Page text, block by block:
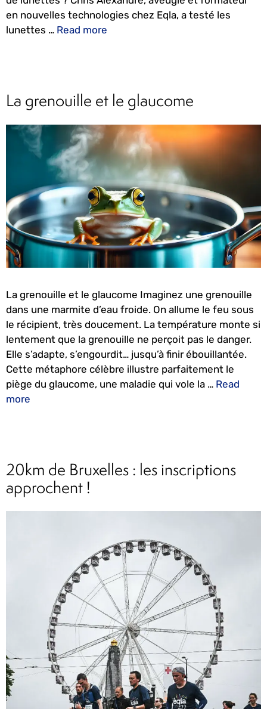
en nouvelles technologies chez Eqla, a testé les
lunettes … Read more
La grenouille et le glaucome
La grenouille et le glaucome Imaginez une grenouille
dans une marmite d’eau froide. On allume le feu sous
le récipient, très doucement. La température monte si
lentement que la grenouille ne perçoit pas le danger.
Elle s’adapte, s’engourdit… jusqu’à finir ébouillantée.
Cette métaphore célèbre illustre parfaitement le
piège du glaucome, une maladie qui vole la … Read
more
20km de Bruxelles : les inscriptions
approchent !